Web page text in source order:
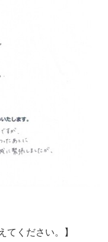
てください。】